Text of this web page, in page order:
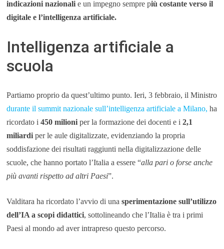
indicazioni nazionalie un impegno sempre più costante verso il
digitale e l’intelligenza artificiale.
Intelligenza artificiale a
scuola
Partiamo proprio da quest’ultimo punto. Ieri, 3 febbraio, il Ministro
durante il summit nazionale sull’intelligenza artificiale a Milano, ha
ricordato i 450 milioniper la formazione dei docenti e i 2,1
miliardiper le aule digitalizzate, evidenziando la propria
soddisfazione dei risultati raggiunti nella digitalizzazione delle
scuole, che hanno portato l’Italia a essere “alla pari o forse anche
più avanti rispetto ad altri Paesi”.
Valditara ha ricordato l’avvio di una sperimentazione sull’utilizzo
dell’IA a scopi didattici, sottolineando che l’Italia è tra i primi
Paesi al mondo ad aver intrapreso questo percorso.